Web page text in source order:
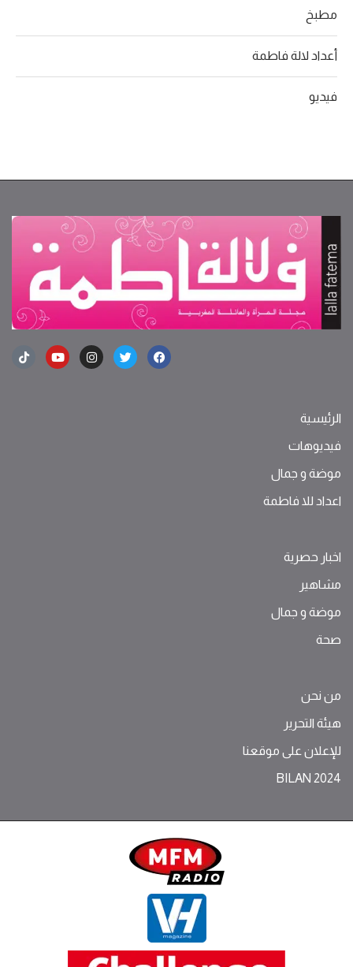
مطبخ
أعداد لالة فاطمة
فيديو
الرئيسية
فيديوهات
موضة ‫و‬ ‫‬‫جمال‬
اعداد للا فاطمة
اخبار حصرية
مشاهير
موضة ‫و‬ ‫‬‫جمال‬
صحة
من نحن
هيئة التحرير
للإعلان على موقعنا
BILAN 2024